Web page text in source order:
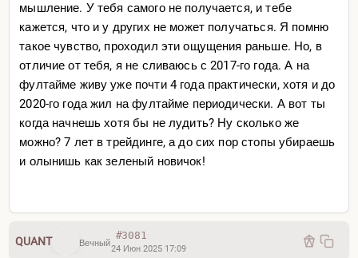
мышление. У тебя самого не получается, и тебе
кажется, что и у других не может получаться. Я помню
такое чувство, проходил эти ощущения раньше. Но, в
отличие от тебя, я не сливаюсь с 2017-го года. А на
фултайме живу уже почти 4 года практически, хотя и до
2020-го года жил на фултайме периодически. А вот ты
когда начнешь хотя бы не лудить? Ну сколько же
можно? 7 лет в трейдинге, а до сих пор стопы убираешь
и олынишь как зеленый новичок!
QUANT Вечный
#3081
24 Июн 2025 17:09